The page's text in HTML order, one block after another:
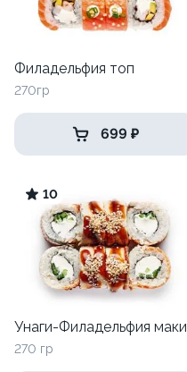
Филадельфия топ
270гр
699 ₽
10
Унаги-Филадельфия маки
270 гр